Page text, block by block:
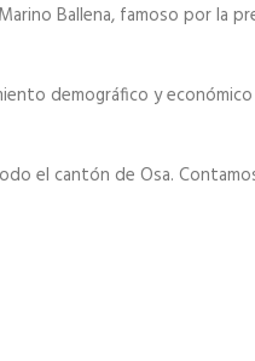
Ballena, famoso por la
demográfico y económico
el cantón de Osa.